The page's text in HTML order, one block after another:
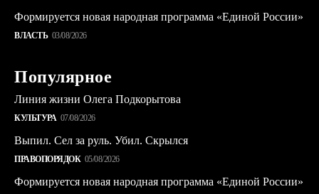
Формируется новая народная программа «Единой России»
ВЛАСТЬ 03/08/2026
Популярное
Линия жизни Олега Подкорытова
КУЛЬТУРА 07/08/2026
Выпил. Сел за руль. Убил. Скрылся
ПРАВОПОРЯДОК 05/08/2026
Формируется новая народная программа «Единой России»